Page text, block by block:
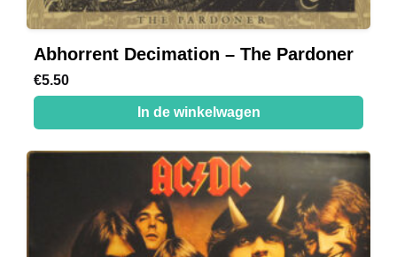
Abhorrent Decimation – The Pardoner
€5.50
In de winkelwagen